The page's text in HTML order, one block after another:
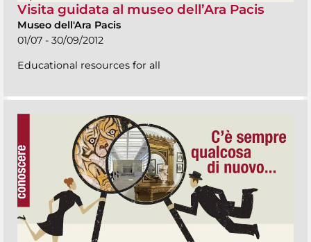
Visita guidata al museo dell’Ara Pacis
Museo dell'Ara Pacis
01/07 - 30/09/2012
Educational resources for all